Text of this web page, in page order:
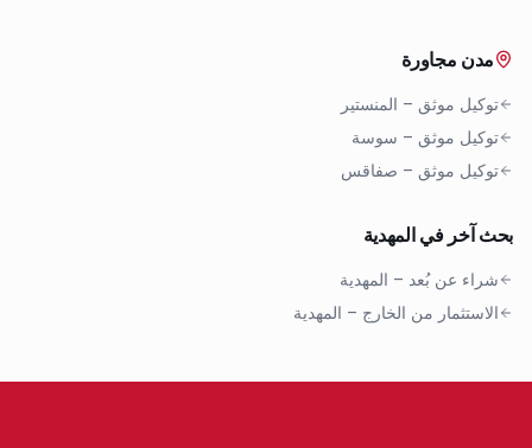
مدن مجاورة
توكيل موثق – المنستير
توكيل موثق – سوسة
توكيل موثق – صفاقس
بحث آخر في المهدية
شراء عن بُعد – المهدية
الاستثمار من الخارج – المهدية